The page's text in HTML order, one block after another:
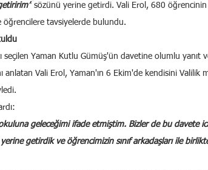
sözünü yerine getirdi. Vali Erol, 680
tavsiyelerde bulundu.
seçilen Yaman Kutlu Gümüş'ün davetine olumlu yanıt
anlatan Vali Erol, Yaman'ın 6 Ekim'de kendisini Valilik
okuluna geleceğimi ifade etmiştim. Bizler de bu davete
getirdik ve öğrencimizin sınıf arkadaşları ile